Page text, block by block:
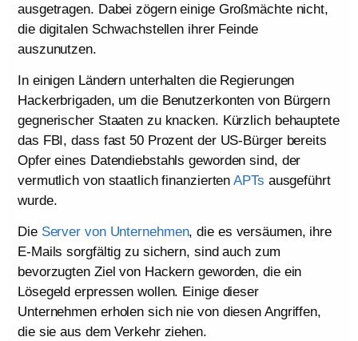
ausgetragen. Dabei zögern einige Großmächte nicht,
die digitalen Schwachstellen ihrer Feinde
auszunutzen.
In einigen Ländern unterhalten die Regierungen
Hackerbrigaden, um die Benutzerkonten von Bürgern
gegnerischer Staaten zu knacken. Kürzlich behauptete
das FBI, dass fast 50 Prozent der US-Bürger bereits
Opfer eines Datendiebstahls geworden sind, der
vermutlich von staatlich finanziertenAPTs ausgeführt
wurde.
Die Server von Unternehmen, die es versäumen, ihre
E-Mails sorgfältig zu sichern, sind auch zum
bevorzugten Ziel von Hackern geworden, die ein
Lösegeld erpressen wollen. Einige dieser
Unternehmen erholen sich nie von diesen Angriffen,
die sie aus dem Verkehr ziehen.